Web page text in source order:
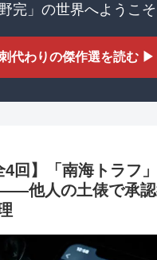
野完」の世界へようこそ
代わりの傑作選を読む ▶
回】「南海トラフ
他人の土俵で承